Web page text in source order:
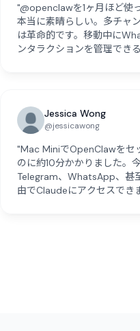
"@openclawを1ヶ月ほど使
本当に素晴らしい。多チャ
は革命的です。移動中に
ンタラクションを管理でき
Jessica Wong
@jessicawong
"Mac MiniでOpenClawをセ
のに約10分かかりました。
Telegram、WhatsApp、甚
由でClaudeにアクセスでき